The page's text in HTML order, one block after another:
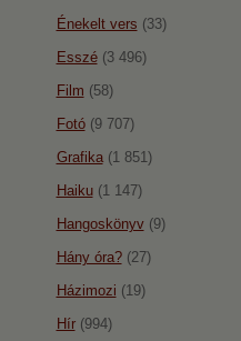
Énekelt vers (33)
Esszé(3 496)
Film (58)
Fotó(9 707)
Grafika(1 851)
Haiku(1 147)
Hangoskönyv(9)
Hány óra?(27)
Házimozi (19)
Hír(994)